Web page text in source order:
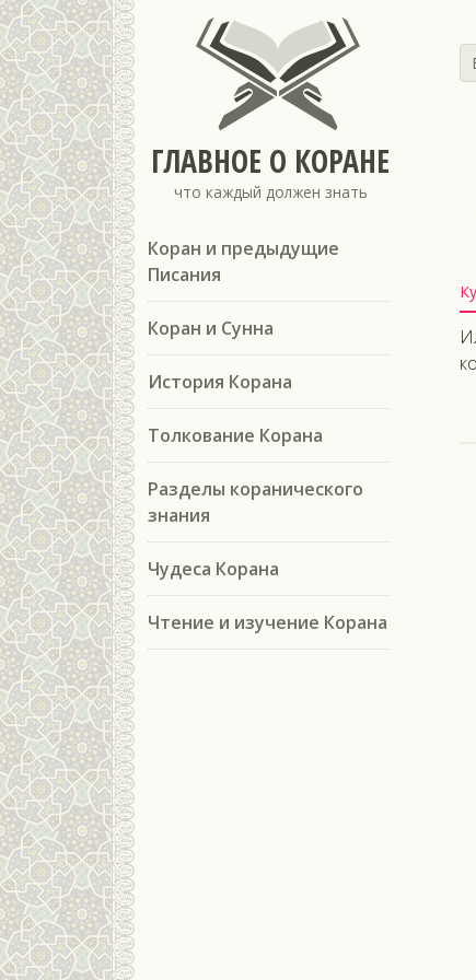
ГЛАВНОЕ О КОРАНЕ
что каждый должен знать
Коран и предыдущие
Писания
Коран и Сунна
История Корана
Толкование Корана
Разделы коранического
знания
Чудеса Корана
Чтение и изучение Корана